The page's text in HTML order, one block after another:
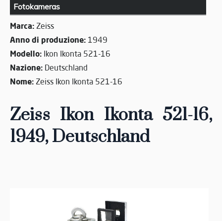
Fotokameras
Marca: Zeiss
Anno di produzione: 1949
Modello: Ikon Ikonta 521-16
Nazione: Deutschland
Nome: Zeiss Ikon Ikonta 521-16
Zeiss Ikon Ikonta 521-16,
1949, Deutschland